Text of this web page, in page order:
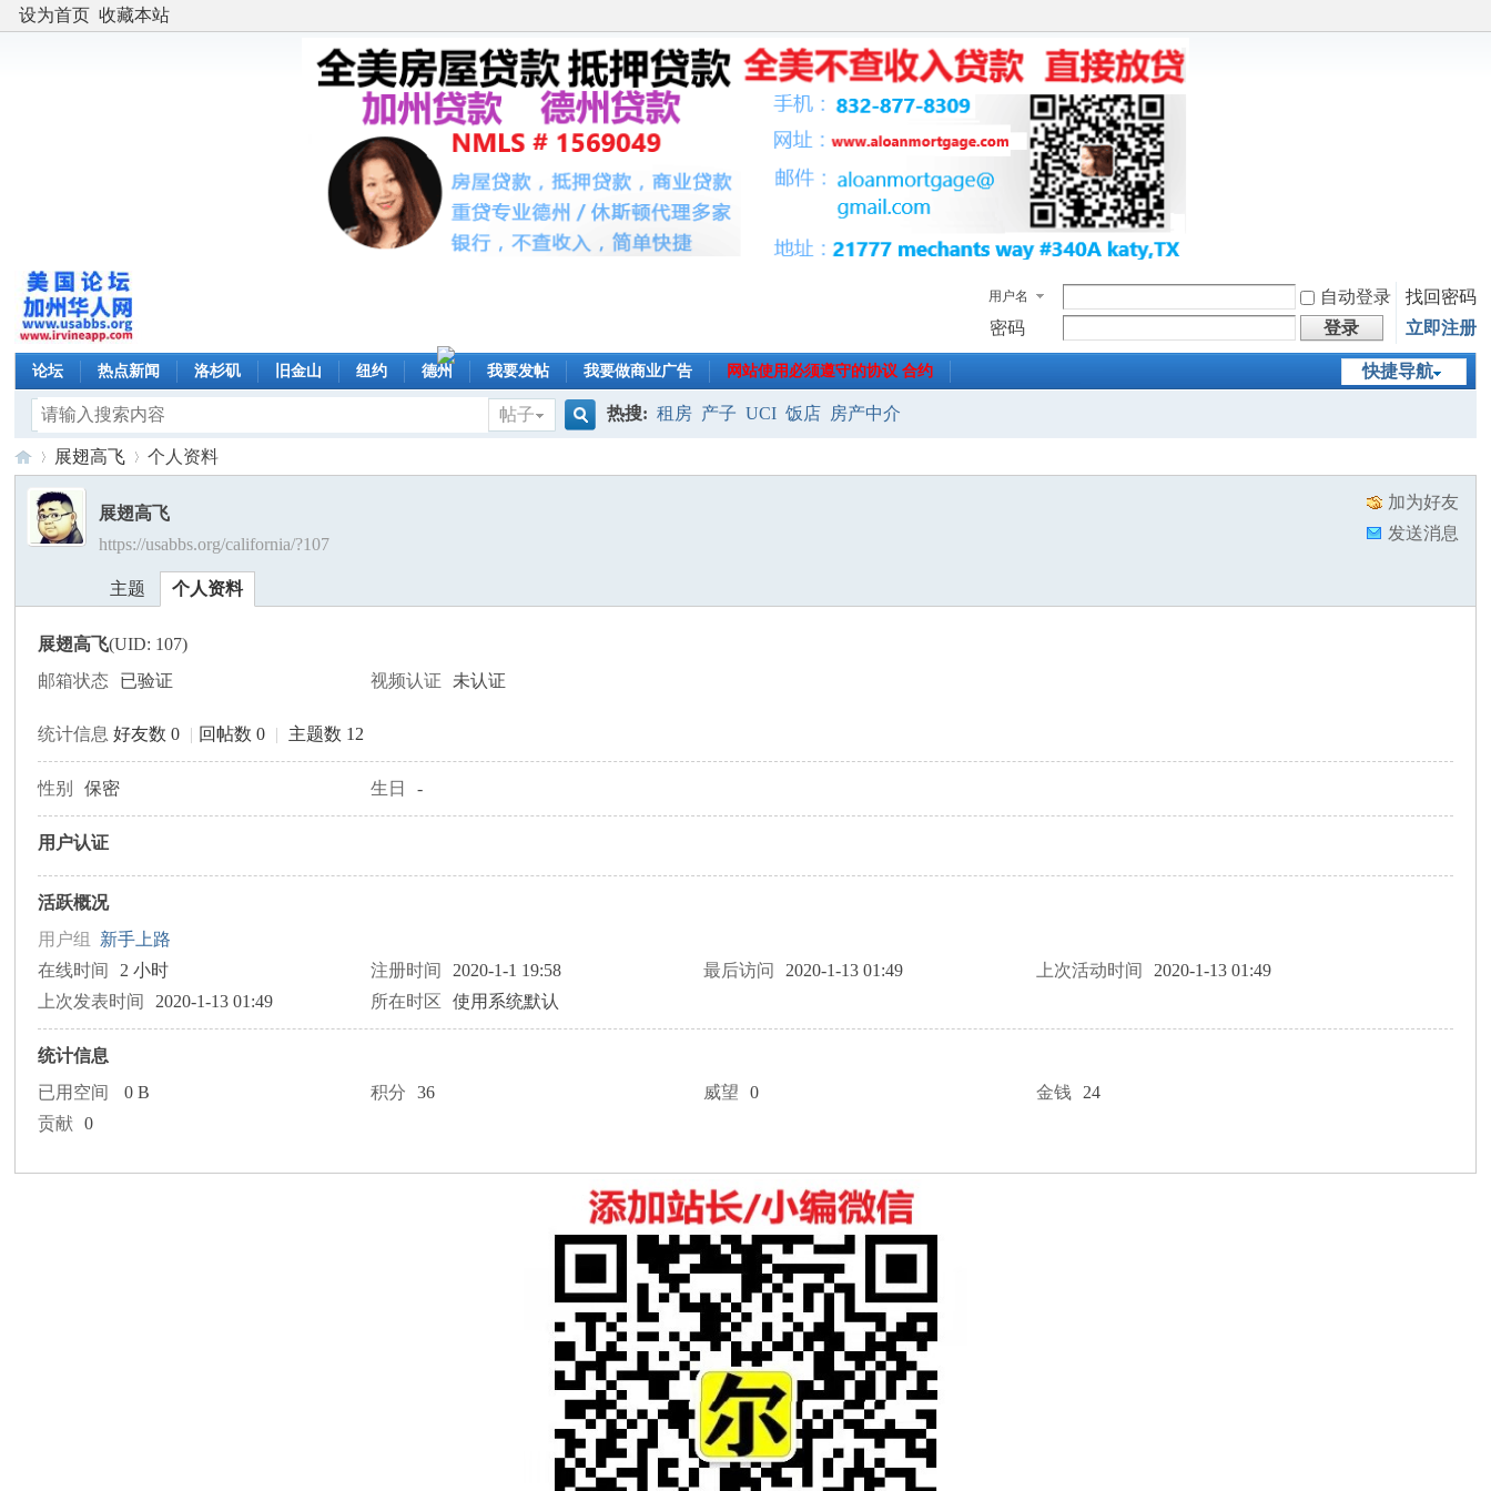
设为首页 收藏本站
用户名 自动登录
找回密码
密码
登录 立即注册
快捷导航
论坛 热点新闻 洛杉矶 旧金山 纽约 德州 我要发帖 我要做商业广告 网站使用必须遵守的协议 合约
帖子
热搜: 租房 产子 UCI 饭店 房产中介
美›
展翅高飞
›
个人资料
加为好友
发送消息
展翅高飞
https://usabbs.org/california/?107
主题 个人资料
展翅高飞(UID: 107)
邮箱状态
已验证 视频认证 未认证
统计信息 好友数 0 | 回帖数 0 | 主题数 12
性别 保密 生日 -
用户认证
活跃概况
用户组 新手上路
在线时间
2 小时 注册时间 2020-1-1 19:58 最后访问 2020-1-13 01:49 上次活动时间
2020-1-13 01:49
上次发表时间
2020-1-13 01:49 所在时区 使用系统默认
统计信息
已用空间
0 B 积分 36 威望 0 金钱
24
贡献
0